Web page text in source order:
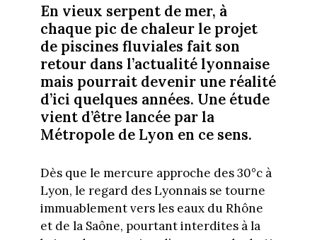
En vieux serpent de mer, à
chaque pic de chaleur le projet
de piscines fluviales fait son
retour dans l’actualité lyonnaise
mais pourrait devenir une réalité
d’ici quelques années. Une étude
vient d’être lancée par la
Métropole de Lyon en ce sens.
Dès que le mercure approche des 30°c à
Lyon, le regard des Lyonnais se tourne
immuablement vers les eaux du Rhône
et de la Saône, pourtant interdites à la